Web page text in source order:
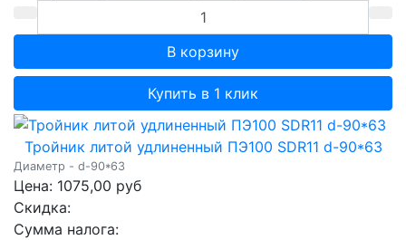
Купить в 1 клик
Тройник литой удлиненный ПЭ100 SDR11 d-90*63
Диаметр - d-90*63
Цена: 1075,00 руб
Скидка:
Сумма налога: